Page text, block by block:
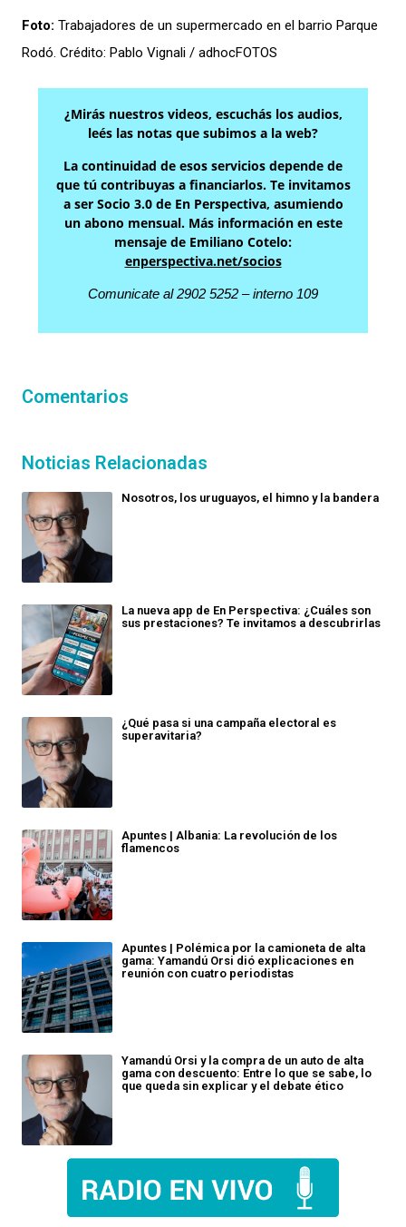
Foto: Trabajadores de un supermercado en el barrio Parque
Rodó. Crédito: Pablo Vignali / adhocFOTOS
¿Mirás nuestros videos, escuchás los audios,
leés las notas que subimos a la web?
La continuidad de esos servicios depende de
que tú contribuyas a financiarlos. Te invitamos
a ser Socio 3.0 de En Perspectiva, asumiendo
un abono mensual. Más información en este
mensaje de Emiliano Cotelo:
enperspectiva.net/socios
Comunicate al 2902 5252 – interno 109
Comentarios
Noticias Relacionadas
Nosotros, los uruguayos, el himno y la bandera
La nueva app de En Perspectiva: ¿Cuáles son
sus prestaciones? Te invitamos a descubrirlas
¿Qué pasa si una campaña electoral es
superavitaria?
Apuntes | Albania: La revolución de los
flamencos
Apuntes | Polémica por la camioneta de alta
gama: Yamandú Orsi dió explicaciones en
reunión con cuatro periodistas
Yamandú Orsi y la compra de un auto de alta
gama con descuento: Entre lo que se sabe, lo
que queda sin explicar y el debate ético